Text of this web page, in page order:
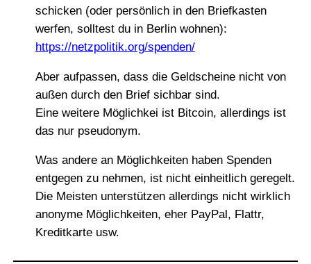
schicken (oder persönlich in den Briefkasten
werfen, solltest du in Berlin wohnen):
https://netzpolitik.org/spenden/
Aber aufpassen, dass die Geldscheine nicht von
außen durch den Brief sichbar sind.
Eine weitere Möglichkei ist Bitcoin, allerdings ist
das nur pseudonym.
Was andere an Möglichkeiten haben Spenden
entgegen zu nehmen, ist nicht einheitlich geregelt.
Die Meisten unterstützen allerdings nicht wirklich
anonyme Möglichkeiten, eher PayPal, Flattr,
Kreditkarte usw.